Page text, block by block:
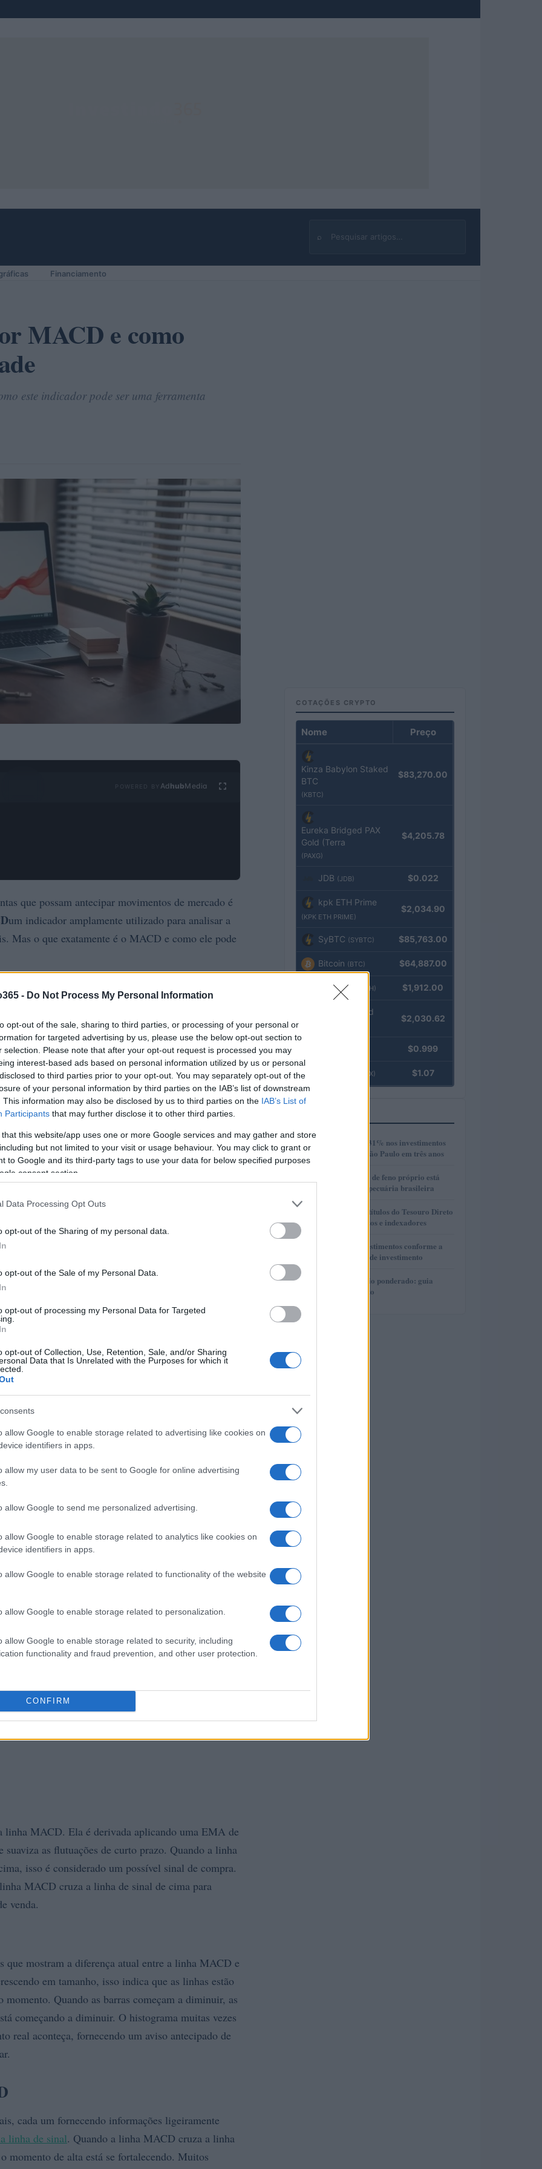
- Do Not Process My Personal Information
opt-out of the sale, sharing to third parties, or processing of your personal or
for targeted advertising by us, please use the below opt-out section to
selection. Please note that after your opt-out request is processed you may
interest-based ads based on personal information utilized by us or personal
to third parties prior to your opt-out. You may separately opt-out of the
of your personal information by third parties on the IAB’s list of downstream
This information may also be disclosed by us to third parties on the IAB’s List of
Participants that may further disclose it to other third parties.
that this website/app uses one or more Google services and may gather and store
but not limited to your visit or usage behaviour. You may click to grant or
to Google and its third-party tags to use your data for below specified purposes
consent section.
Data Processing Opt Outs
opt-out of the Sharing of my personal data.
opt-out of the Sale of my Personal Data.
opt-out of processing my Personal Data for Targeted
opt-out of Collection, Use, Retention, Sale, and/or Sharing
Data that Is Unrelated with the Purposes for which it
allow Google to enable storage related to advertising like cookies on
identifiers in apps.
allow my user data to be sent to Google for online advertising
allow Google to send me personalized advertising.
allow Google to enable storage related to analytics like cookies on
identifiers in apps.
allow Google to enable storage related to functionality of the website
allow Google to enable storage related to personalization.
allow Google to enable storage related to security, including
functionality and fraud prevention, and other user protection.
CONFIRM
⌕
Buscar
Financiamento
MACD e como
este indicador pode ser uma ferramenta
Ad hubMedia
que possam antecipar movimentos de mercado é
um indicador amplamente utilizado para analisar a
Mas o que exatamente é o MACD e como ele pode
em plataformas de trading ao redor do mundo. Ele é
ou se afastando, fornecendo insights sobre a
MACD
em uma seção separada abaixo da área principal
Ela é calculada subtraindo uma média móvel
de 12 períodos. As médias móveis exponenciais
mais responsivas a mudanças no mercado. Quando
períodos, a linha MACD se move acima da marca
também é verdadeiro: quando a EMA de 12
linha MACD se move abaixo da marca zero,
linha MACD. Ela é derivada aplicando uma EMA de
as flutuações de curto prazo. Quando a linha
isso é considerado um possível sinal de compra.
MACD cruza a linha de sinal de cima para
venda.
que mostram a diferença atual entre a linha MACD e
em tamanho, isso indica que as linhas estão
Quando as barras começam a diminuir, as
começando a diminuir. O histograma muitas vezes
real aconteça, fornecendo um aviso antecipado de
cada um fornecendo informações ligeiramente
linha de sinal. Quando a linha MACD cruza a linha
momento de alta está se fortalecendo. Muitos
COTAÇÕES CRYPTO
Nome Preço
Kinza Babylon Staked
BTC
(KBTC)
$83,270.00
Eureka Bridged PAX
Gold (Terra
(PAXG)
$4,205.78
JDB (JDB) $0.022
kpk ETH Prime
(KPK ETH PRIME)
$2,034.90
SyBTC (SYBTC) $85,763.00
Bitcoin (BTC) $64,887.00
Ethereum (ETH) $1,912.00
kpk ETH Yield
$2,030.62
$0.999
(USDEX) $1.07
1
Crescimento de 131% nos investimentos
imobiliários em São Paulo em três anos
2
Como a produção de feno próprio está
transformando a pecuária brasileira
3
Como selecionar títulos do Tesouro Direto
com base em prazos e indexadores
Como alocar investimentos conforme a
idade e horizonte de investimento
5
DCA e preço médio ponderado: guia
prático para cripto